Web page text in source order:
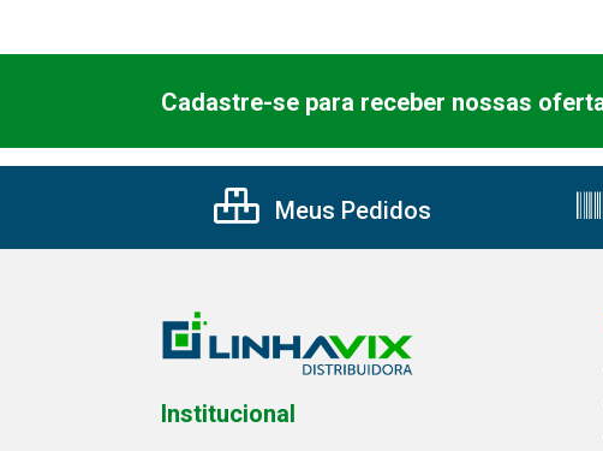
Cadastre-se para receber nossas
Meus Pedidos
Institucional